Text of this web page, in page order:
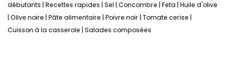
débutants Recettes rapides Sel Concombre Feta Huile d'olive
Olive noire Pâte alimentaire Poivre noir Tomate cerise
Cuisson à la casserole Salades composées